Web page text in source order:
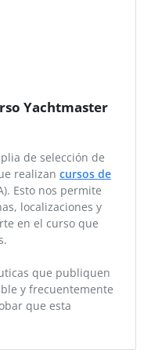
Yachtmaster
de selección de
realizan cursos de
Esto nos permite
localizaciones y
en el curso que
que publiquen
y frecuentemente
que esta